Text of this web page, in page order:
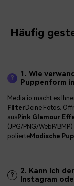
Häufig
?
1. Wie
Puppenform
Media.io macht es
FilterDeine Fotos.
aus Pink Glamour
(JPG/PNG/WebP/
polierte Modische
?
2. Kann ich
Instagram